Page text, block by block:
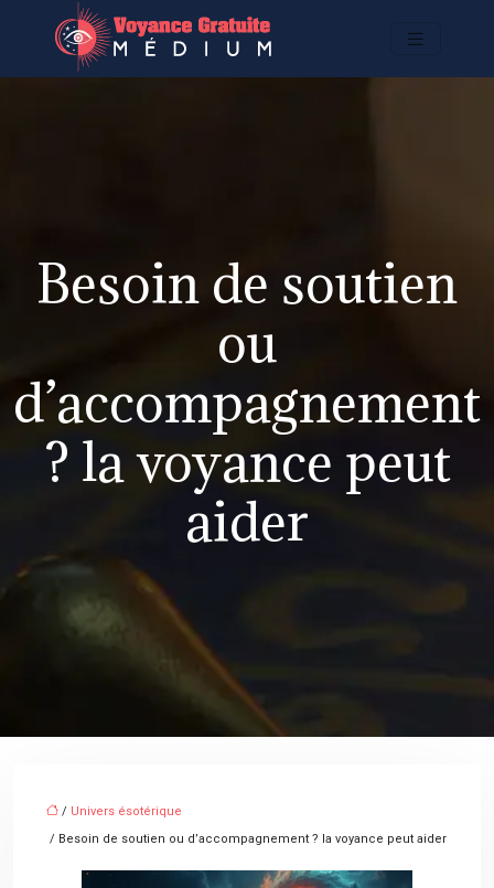
Besoin de soutien
ou
d’accompagnement
? la voyance peut
aider
/ Univers ésotérique
/ Besoin de soutien ou d’accompagnement ? la voyance peut aider